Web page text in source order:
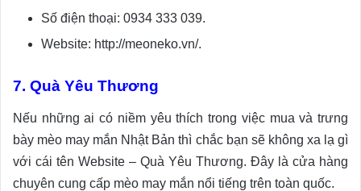
Số điện thoại: 0934 333 039.
Website: http://meoneko.vn/.
7. Quà Yêu Thương
Nếu những ai có niềm yêu thích trong việc mua và trưng
bày mèo may mắn Nhật Bản thì chắc bạn sẽ không xa lạ gì
với cái tên Website – Quà Yêu Thương. Đây là cửa hàng
chuyên cung cấp mèo may mắn nổi tiếng trên toàn quốc.